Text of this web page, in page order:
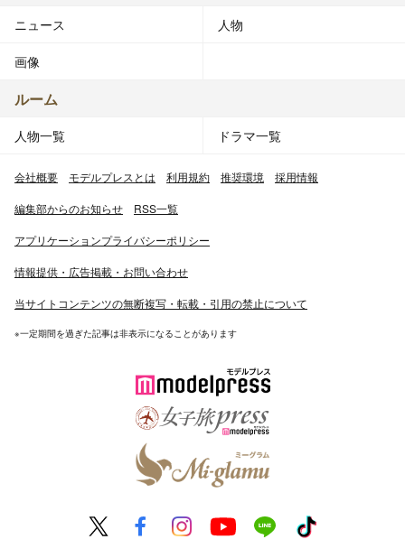
ニュース 人物
画像
ルーム
人物一覧 ドラマ一覧
会社概要 モデルプレスとは 利用規約 推奨環境 採用情報
編集部からのお知らせ RSS一覧
アプリケーションプライバシーポリシー
情報提供・広告掲載・お問い合わせ
当サイトコンテンツの無断複写・転載・引用の禁止について
※一定期間を過ぎた記事は非表示になることがあります